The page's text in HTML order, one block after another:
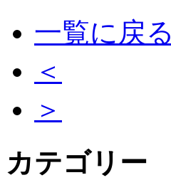
一覧に戻る
＜
＞
カテゴリー